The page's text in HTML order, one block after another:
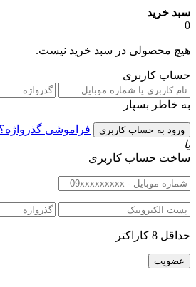
خرید
محصولی در سبد خرید نیست.
کاربری
خاطر بسپار
فراموشی گذرواژه؟
حساب کاربری
8 کاراکتر